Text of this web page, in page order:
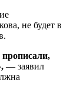
не будет в
— заявил